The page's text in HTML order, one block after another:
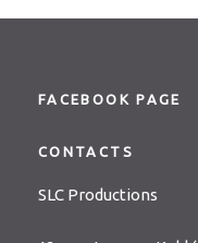
FACEBOOK PAGE
CONTACTS
SLC Productions